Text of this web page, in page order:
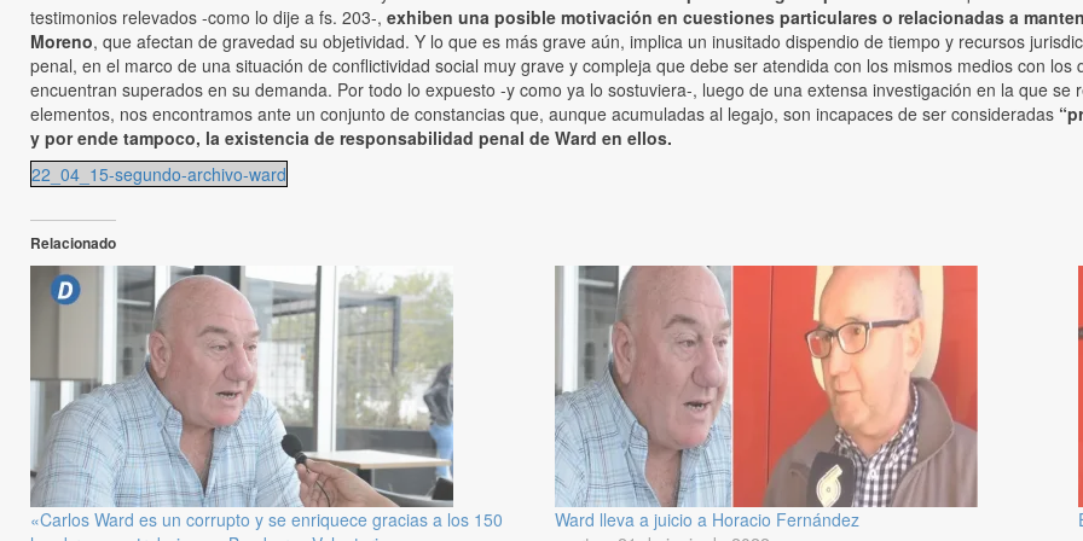
testimonios relevados -como lo dije a fs. 203-, exhiben una posible motivación en cuestiones particulares o relacionadas a
Moreno, que afectan de gravedad su objetividad. Y lo que es más grave aún, implica un inusitado dispendio de tiempo y recursos
penal, en el marco de una situación de conflictividad social muy grave y compleja que debe ser atendida con los mismos medios con
encuentran superados en su demanda. Por todo lo expuesto -y como ya lo sostuviera-, luego de una extensa investigación en la que
elementos, nos encontramos ante un conjunto de constancias que, aunque acumuladas al legajo, son incapaces de ser consideradas
y por ende tampoco, la existencia de responsabilidad penal de Ward en ellos.
22_04_15-segundo-archivo-ward
Relacionado
«Carlos Ward es un corrupto y se enriquece gracias a los 150
Ward lleva a juicio a Horacio Fernández